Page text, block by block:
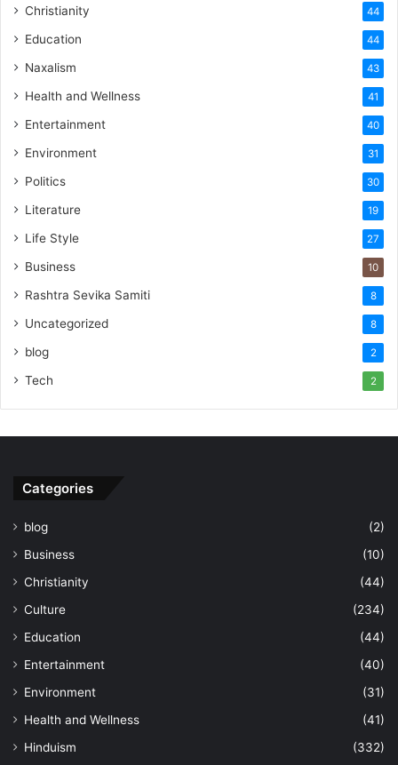
Christianity 44
Education 44
Naxalism 43
Health and Wellness 41
Entertainment 40
Environment 31
Politics 30
Literature 19
Life Style 27
Business 10
Rashtra Sevika Samiti 8
Uncategorized 8
blog 2
Tech 2
Categories
blog
(2)
Business
(10)
Christianity
(44)
Culture
(234)
Education
(44)
Entertainment
(40)
Environment
(31)
Health and Wellness
(41)
Hinduism
(332)